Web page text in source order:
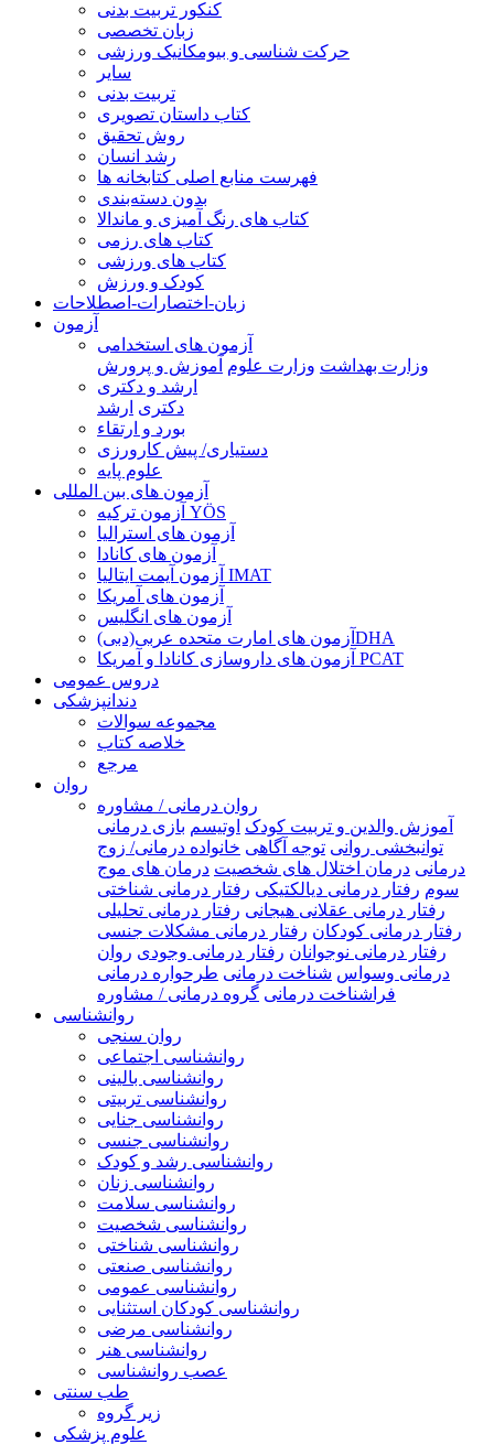
کنکور تربیت بدنی
زبان تخصصی
حرکت شناسی و بیومکانیک ورزشی
سایر
تربیت بدنی
کتاب داستان تصویری
روش تحقیق
رشد انسان
فهرست منابع اصلی کتابخانه ها
بدون دسته‌بندی
کتاب های رنگ آمیزی و ماندالا
کتاب های رزمی
کتاب های ورزشی
کودک و ورزش
زبان-اختصارات-اصطلاحات
آزمون
آزمون های استخدامی
وزارت بهداشت وزارت علوم آموزش و پرورش
ارشد و دکتری
دکتری ارشد
بورد و ارتقاء
دستیاری/ پیش کارورزی
علوم پایه
آزمون های بین المللی
آزمون تركيه YÖS
آزمون های استرالیا
آزمون های کانادا
آزمون آیمت ایتالیا IMAT
آزمون های آمریکا
آزمون های انگلیس
آزمون های امارت متحده عربی(دبی)DHA
آزمون های داروسازی کانادا و آمریکا PCAT
دروس عمومی
دندانپزشکی
مجموعه سوالات
خلاصه کتاب
مرجع
روان
روان درمانی / مشاوره
آموزش والدین و تربیت کودک اوتیسم بازی درمانی
توانبخشی روانی توجه آگاهی خانواده درمانی/ زوج
درمانی درمان اختلال های شخصیت درمان های موج
سوم رفتار درمانی دیالکتیکی رفتار درمانی شناختی
رفتار درمانی عقلانی هیجانی رفتار درمانی تحلیلی
رفتار درمانی کودکان رفتار درمانی مشکلات جنسی
رفتار درمانی نوجوانان رفتار درمانی وجودی روان
درمانی وسواس شناخت درمانی طرحواره درمانی
فراشناخت درمانی گروه درمانی / مشاوره
روانشناسی
روان سنجی
روانشناسی اجتماعی
روانشناسی بالینی
روانشناسی تربیتی
روانشناسی جنایی
روانشناسی جنسی
روانشناسی رشد و کودک
روانشناسی زنان
روانشناسی سلامت
روانشناسی شخصیت
روانشناسی شناختی
روانشناسی صنعتی
روانشناسی عمومی
روانشناسی کودکان استثنایی
روانشناسی مرضی
روانشناسی هنر
عصب روانشناسی
طب سنتی
زیر گروه
علوم پزشکی